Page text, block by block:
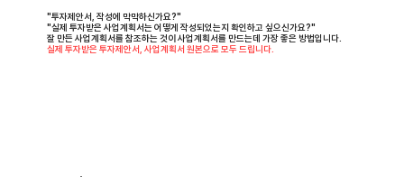
"투자제안서, 작성에 막막하신가요?"
"실제 투자받은 사업계획서는 어떻게 작성되었는지 확인하고 싶으신가요?"
잘 만든 사업계획서를 참조하는 것이 사업계획서를 만드는데 가장 좋은 방법입니다.
실제 투자받은 투자제안서, 사업계획서 원본으로 모두 드립니다.